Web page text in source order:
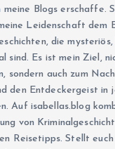
meine Blogs erschaffe.
Leidenschaft dem
die mysteriös,
sind. Es ist mein Ziel,
sondern auch zum
den Entdeckergeist in
Auf isabellas.blog
von
Reisetipps. Stellt